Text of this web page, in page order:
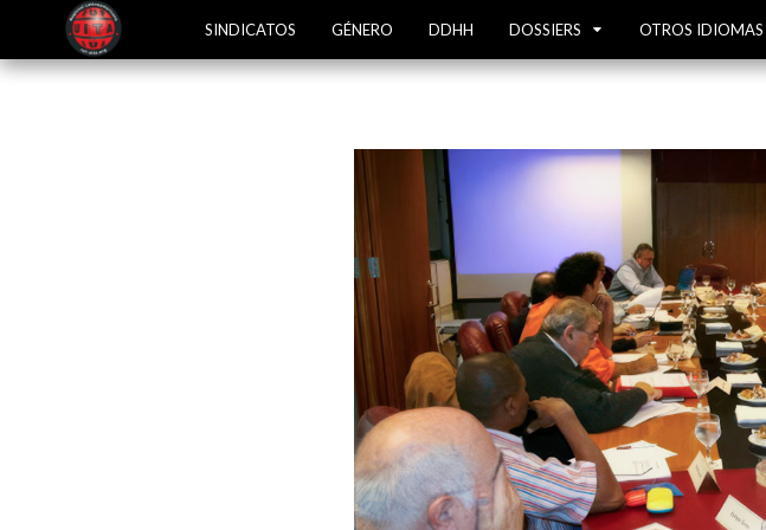
SINDICATOS GÉNERO DDHH DOSSIERS OTROS IDIOMAS